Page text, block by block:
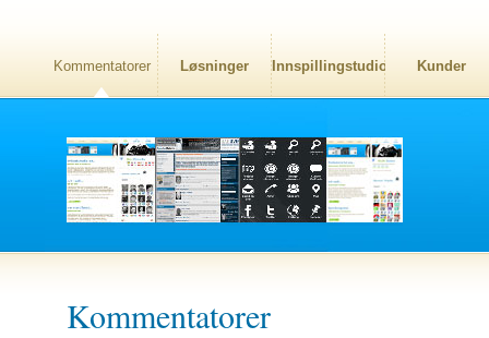
Kommentatorer Løsninger Innspillingstudio Kunder
Kommentatorer